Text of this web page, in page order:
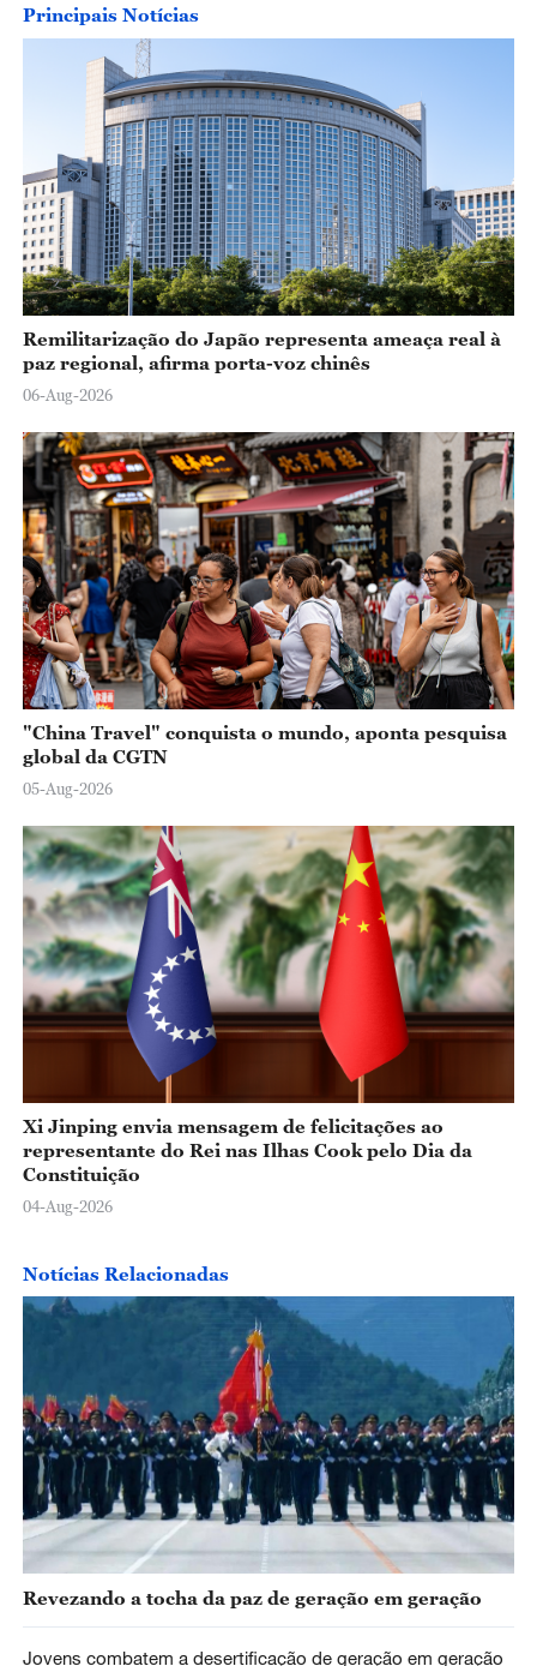
Principais Notícias
Remilitarização do Japão representa ameaça real à
paz regional, afirma porta-voz chinês
06-Aug-2026
"China Travel" conquista o mundo, aponta pesquisa
global da CGTN
05-Aug-2026
Xi Jinping envia mensagem de felicitações ao
representante do Rei nas Ilhas Cook pelo Dia da
Constituição
04-Aug-2026
Notícias Relacionadas
Revezando a tocha da paz de geração em geração
Jovens combatem a desertificação de geração em geração